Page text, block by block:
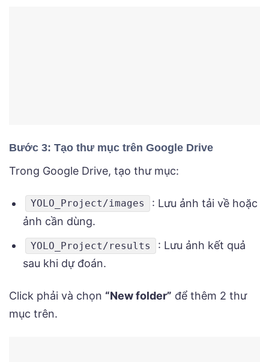
Bước 3: Tạo thư mục trên Google Drive
Trong Google Drive, tạo thư mục:
YOLO_Project/images
: Lưu ảnh tải về hoặc
ảnh cần dùng.
YOLO_Project/results
: Lưu ảnh kết quả
sau khi dự đoán.
Click phải và chọn “New folder” để thêm 2 thư
mục trên.